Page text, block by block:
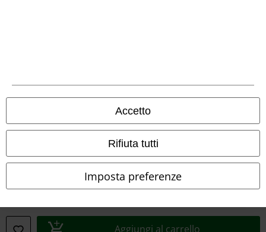
Accetto
Rifiuta tutti
Imposta preferenze
Aggiungi al carrello
Termini & Condizioni